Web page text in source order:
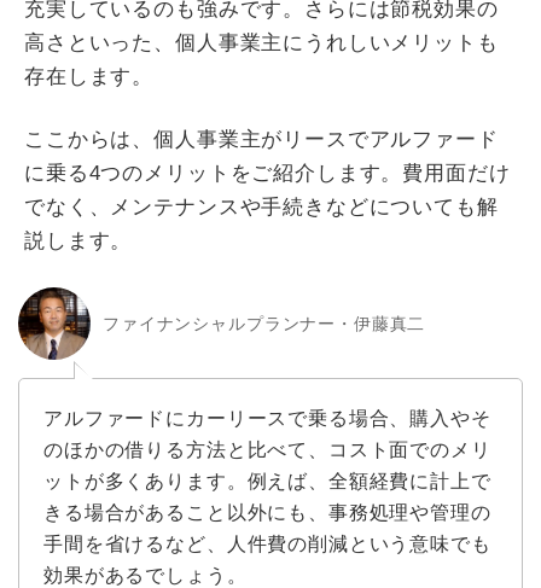
充実しているのも強みです。さらには節税効果の
高さといった、個人事業主にうれしいメリットも
存在します。
ここからは、個人事業主がリースでアルファード
に乗る4つのメリットをご紹介します。費用面だけ
でなく、メンテナンスや手続きなどについても解
説します。
ファイナンシャルプランナー・伊藤真二
アルファードにカーリースで乗る場合、購入やそ
のほかの借りる方法と比べて、コスト面でのメリ
ットが多くあります。例えば、全額経費に計上で
きる場合があること以外にも、事務処理や管理の
手間を省けるなど、人件費の削減という意味でも
効果があるでしょう。